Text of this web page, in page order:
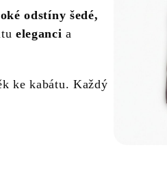
odstíny šedé,
eleganci a
ke kabátu. Každý